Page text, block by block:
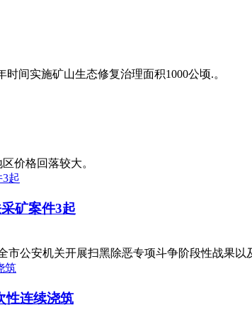
间实施矿山生态修复治理面积1000公顷.。
价格回落较大。
矿案件3起
公安机关开展扫黑除恶专项斗争阶段性战果以
性连续浇筑